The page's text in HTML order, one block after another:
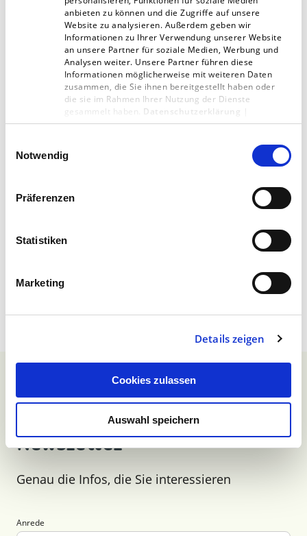
anbieten zu können und die Zugriffe auf unsere
Website zu analysieren. Außerdem geben wir
Informationen zu Ihrer Verwendung unserer Website
an unsere Partner für soziale Medien, Werbung und
Analysen weiter. Unsere Partner führen diese
Informationen möglicherweise mit weiteren Daten
zusammen, die Sie ihnen bereitgestellt haben oder
die sie im Rahmen Ihrer Nutzung der Dienste
gesammelt haben. Datenschutzerklärung
Impressum
Notwendig
Präferenzen
Statistiken
Marketing
Details zeigen
Cookies zulassen
Auswahl speichern
Geschafft by Schaffrath Versand
Druckerei
Zur Übersicht
Anmeldung zum unserem
Newsletter
Genau die Infos, die Sie interessieren
Anrede